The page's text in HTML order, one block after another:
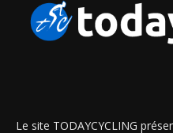
Le site TODAYCYCLING